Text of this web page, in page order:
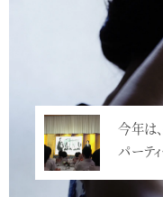
今年は
パーテ